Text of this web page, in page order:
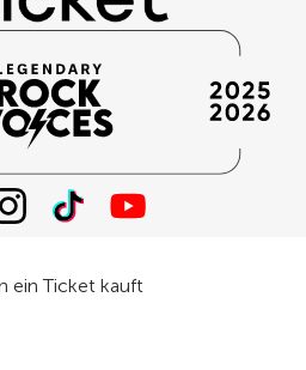
ein Ticket kauft